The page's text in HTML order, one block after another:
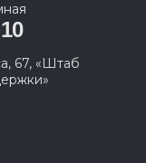
67, «Штаб